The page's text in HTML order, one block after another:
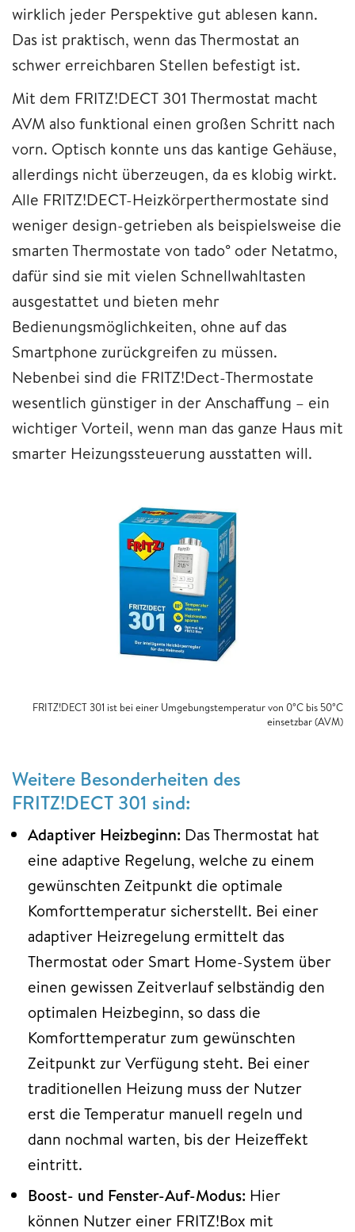
wirklich jeder Perspektive gut ablesen kann.
Das ist praktisch, wenn das Thermostat an
schwer erreichbaren Stellen befestigt ist.
Mit dem FRITZ!DECT 301 Thermostat macht
AVM also funktional einen großen Schritt nach
vorn. Optisch konnte uns das kantige Gehäuse,
allerdings nicht überzeugen, da es klobig wirkt.
Alle FRITZ!DECT-Heizkörperthermostate sind
weniger design-getrieben als beispielsweise die
smarten Thermostate von tado° oder Netatmo,
dafür sind sie mit vielen Schnellwahltasten
ausgestattet und bieten mehr
Bedienungsmöglichkeiten, ohne auf das
Smartphone zurückgreifen zu müssen.
Nebenbei sind die FRITZ!Dect-Thermostate
wesentlich günstiger in der Anschaffung – ein
wichtiger Vorteil, wenn man das ganze Haus mit
smarter Heizungssteuerung ausstatten will.
FRITZ!DECT 301 ist bei einer Umgebungstemperatur von 0°C bis 50°C
einsetzbar (AVM)
Weitere Besonderheiten des
FRITZ!DECT 301 sind:
Adaptiver Heizbeginn: Das Thermostat hat
eine adaptive Regelung, welche zu einem
gewünschten Zeitpunkt die optimale
Komforttemperatur sicherstellt. Bei einer
adaptiver Heizregelung ermittelt das
Thermostat oder Smart Home-System über
einen gewissen Zeitverlauf selbständig den
optimalen Heizbeginn, so dass die
Komforttemperatur zum gewünschten
Zeitpunkt zur Verfügung steht. Bei einer
traditionellen Heizung muss der Nutzer
erst die Temperatur manuell regeln und
dann nochmal warten, bis der Heizeffekt
eintritt.
Boost- und Fenster-Auf-Modus: Hier
können Nutzer einer FRITZ!Box mit